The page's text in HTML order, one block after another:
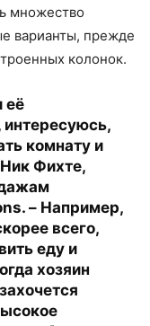
множество
варианты, прежде
колонок.
её
комнату и
Ник Фихте,
– Например,
всего,
еду и
хозяин